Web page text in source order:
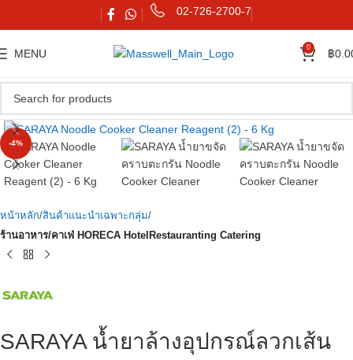
02-726-2700-7
MENU 0 ฿
-4%
Click to enlarge
หน้าหลัก สินค้าแนะนำเฉพาะกลุ่ม
ร้านอาหาร/คาเฟ่ HORECA HotelRestauranting Catering
SARAYA น้ำยาล้างอุปกรณ์ลวกเส้น